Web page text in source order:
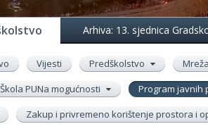
Arhiva: 13. sjednica
Vijesti Predškolstvo
Škola PUNa mogućnosti
Program javnih
Zakup i privremeno korištenje prostora i